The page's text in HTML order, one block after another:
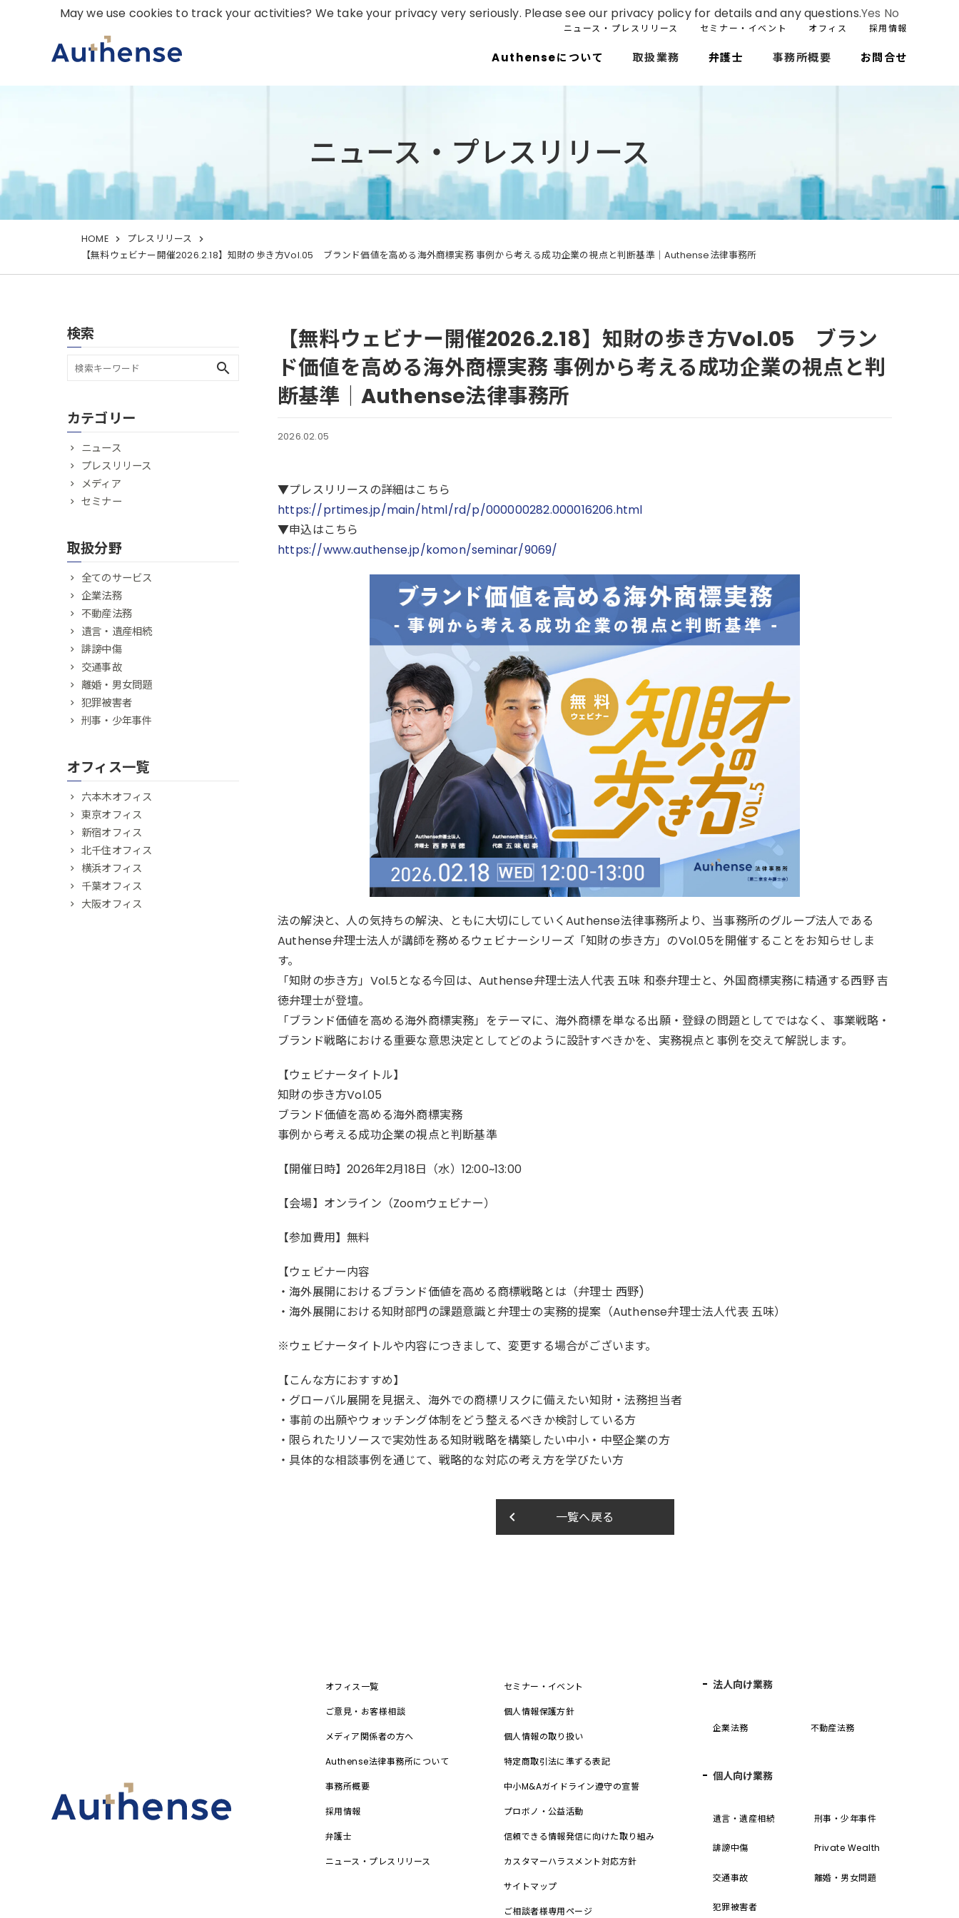
ニュース・プレスリリース セミナー・イベント オフィス 採用情報
Authenseについて 取扱業務 弁護士 事務所概要 お問合せ
ニュース・プレスリリース
HOME
プレスリリース
【無料ウェビナー開催2026.2.18】知財の歩き方Vol.05 ブランド価値を高める海外商標実務 事例から考える成功企業の視点と判断基準｜Authense法律事務所
【無料ウェビナー開催2026.2.18】知財の歩き方Vol.05 ブラン
ド価値を高める海外商標実務 事例から考える成功企業の視点と判
断基準｜Authense法律事務所
2026.02.05
▼プレスリリースの詳細はこちら
https://prtimes.jp/main/html/rd/p/000000282.000016206.html
▼申込はこちら
https://www.authense.jp/komon/seminar/9069/
法の解決と、人の気持ちの解決、ともに大切にしていくAuthense法律事務所より、当事務所のグループ法人である
Authense弁理士法人が講師を務めるウェビナーシリーズ「知財の歩き方」のVol.05を開催することをお知らせしま
す。
「知財の歩き方」Vol.5となる今回は、Authense弁理士法人代表 五味 和泰弁理士と、外国商標実務に精通する西野 吉
徳弁理士が登壇。
「ブランド価値を高める海外商標実務」をテーマに、海外商標を単なる出願・登録の問題としてではなく、事業戦略・
ブランド戦略における重要な意思決定としてどのように設計すべきかを、実務視点と事例を交えて解説します。
【ウェビナータイトル】
知財の歩き方Vol.05
ブランド価値を高める海外商標実務
事例から考える成功企業の視点と判断基準
【開催日時】2026年2月18日（水）12:00~13:00
【会場】オンライン（Zoomウェビナー）
【参加費用】無料
【ウェビナー内容
・海外展開におけるブランド価値を高める商標戦略とは（弁理士 西野)
・海外展開における知財部門の課題意識と弁理士の実務的提案（Authense弁理士法人代表 五味）
※ウェビナータイトルや内容につきまして、変更する場合がございます。
【こんな方におすすめ】
・グローバル展開を見据え、海外での商標リスクに備えたい知財・法務担当者
・事前の出願やウォッチング体制をどう整えるべきか検討している方
・限られたリソースで実効性ある知財戦略を構築したい中小・中堅企業の方
・具体的な相談事例を通じて、戦略的な対応の考え方を学びたい方
一覧へ戻る
keyboard_arrow_left
検索
search
カテゴリー
ニュース
プレスリリース
メディア
セミナー
取扱分野
全てのサービス
企業法務
不動産法務
遺言・遺産相続
誹謗中傷
交通事故
離婚・男女問題
犯罪被害者
刑事・少年事件
オフィス一覧
六本木オフィス
東京オフィス
新宿オフィス
北千住オフィス
横浜オフィス
千葉オフィス
大阪オフィス
オフィス一覧
ご意見・お客様相談
メディア関係者の方へ
Authense法律事務所について
事務所概要
採用情報
弁護士
ニュース・プレスリリース
セミナー・イベント
個人情報保護方針
個人情報の取り扱い
特定商取引法に準ずる表記
中小M&Aガイドライン遵守の宣誓
プロボノ・公益活動
信頼できる情報発信に向けた取り組み
カスタマーハラスメント対応方針
サイトマップ
ご相談者様専用ページ
法人向け業務
企業法務 不動産法務
個人向け業務
遺言・遺産相続 刑事・少年事件
誹謗中傷 Private Wealth
交通事故 離婚・男女問題
犯罪被害者
May we use cookies to track your activities? We take your privacy very seriously. Please see our privacy policy for details and any questions.Yes No